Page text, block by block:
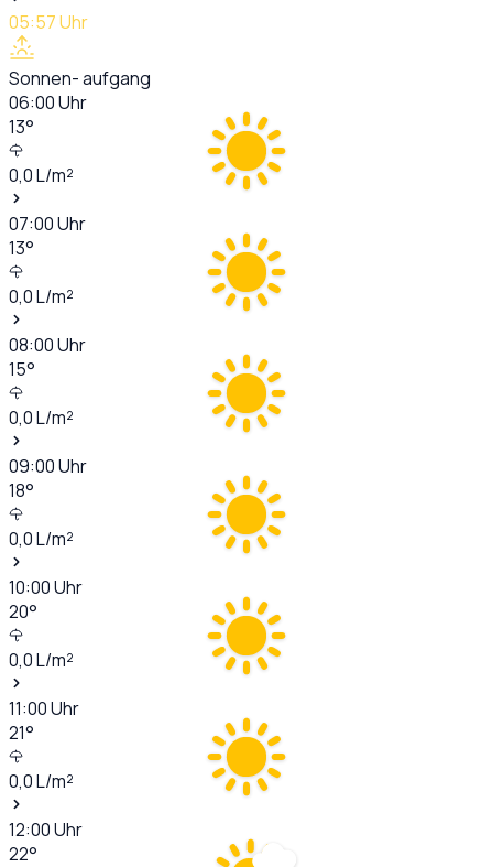
05:57Uhr
Sonnen- aufgang
06:00Uhr
13°
0,0L/m²
07:00Uhr
13°
0,0L/m²
08:00Uhr
15°
0,0L/m²
09:00Uhr
18°
0,0L/m²
10:00Uhr
20°
0,0L/m²
11:00Uhr
21°
0,0L/m²
12:00Uhr
22°